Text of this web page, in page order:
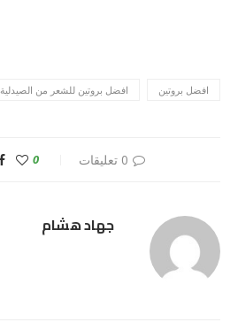
افضل بروتين افضل بروتين للشعر من الصيدلية
0 تعليقات 0
جهاد هشام